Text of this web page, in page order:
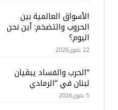
الأسواق العالمية بين
الحروب والتضخم: أين نحن
اليوم؟
22 تموز,2026
“الحرب والفساد يبقيان
لبنان في “الرمادي
5 تموز,2026